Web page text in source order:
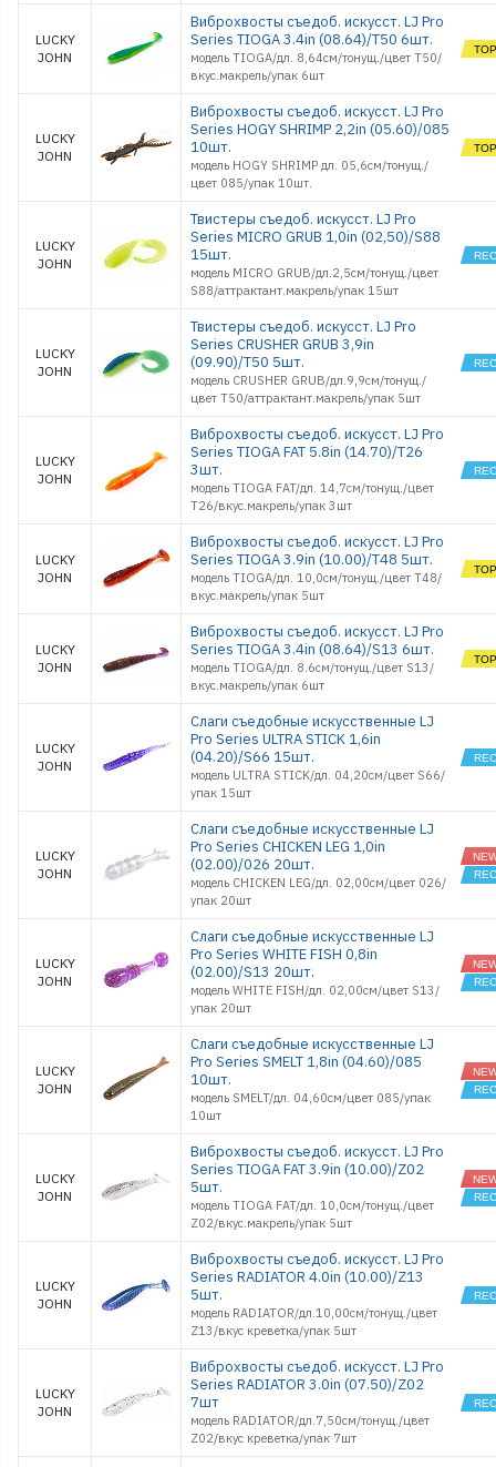
LUCKY
JOHN
Виброхвосты съедоб. искусст. LJ Pro
Series TIOGA 3.4in (08.64)/T50 6шт.
модель TIOGA/дл. 8,64см/тонущ./цвет T50/
вкус.макрель/упак 6шт
LUCKY
JOHN
Виброхвосты съедоб. искусст. LJ Pro
Series HOGY SHRIMP 2,2in (05.60)/085
10шт.
модель HOGY SHRIMP дл. 05,6см/тонущ./
цвет 085/упак 10шт.
LUCKY
JOHN
Твистеры съедоб. искусст. LJ Pro
Series MICRO GRUB 1,0in (02,50)/S88
15шт.
модель MICRO GRUB/дл.2,5см/тонущ./цвет
S88/аттрактант.макрель/упак 15шт
LUCKY
JOHN
Твистеры съедоб. искусст. LJ Pro
Series CRUSHER GRUB 3,9in
(09.90)/T50 5шт.
модель CRUSHER GRUB/дл.9,9см/тонущ./
цвет T50/аттрактант.макрель/упак 5шт
LUCKY
JOHN
Виброхвосты съедоб. искусст. LJ Pro
Series TIOGA FAT 5.8in (14.70)/T26
3шт.
модель TIOGA FAT/дл. 14,7см/тонущ./цвет
T26/вкус.макрель/упак 3шт
LUCKY
JOHN
Виброхвосты съедоб. искусст. LJ Pro
Series TIOGA 3.9in (10.00)/T48 5шт.
модель TIOGA/дл. 10,0см/тонущ./цвет T48/
вкус.макрель/упак 5шт
LUCKY
JOHN
Виброхвосты съедоб. искусст. LJ Pro
Series TIOGA 3.4in (08.64)/S13 6шт.
модель TIOGA/дл. 8.6см/тонущ./цвет S13/
вкус.макрель/упак 6шт
LUCKY
JOHN
Слаги съедобные искусственные LJ
Pro Series ULTRA STICK 1,6in
(04.20)/S66 15шт.
модель ULTRA STICK/дл. 04,20см/цвет S66/
упак 15шт
LUCKY
JOHN
Слаги съедобные искусственные LJ
Pro Series CHICKEN LEG 1,0in
(02.00)/026 20шт.
модель CHICKEN LEG/дл. 02,00см/цвет 026/
упак 20шт
LUCKY
JOHN
Слаги съедобные искусственные LJ
Pro Series WHITE FISH 0,8in
(02.00)/S13 20шт.
модель WHITE FISH/дл. 02,00см/цвет S13/
упак 20шт
LUCKY
JOHN
Слаги съедобные искусственные LJ
Pro Series SMELT 1,8in (04.60)/085
10шт.
модель SMELT/дл. 04,60см/цвет 085/упак
10шт
LUCKY
JOHN
Виброхвосты съедоб. искусст. LJ Pro
Series TIOGA FAT 3.9in (10.00)/Z02
5шт.
модель TIOGA FAT/дл. 10,0см/тонущ./цвет
Z02/вкус.макрель/упак 5шт
LUCKY
JOHN
Виброхвосты съедоб. искусст. LJ Pro
Series RADIATOR 4.0in (10.00)/Z13
5шт.
модель RADIATOR/дл.10,00см/тонущ./цвет
Z13/вкус креветка/упак 5шт
LUCKY
JOHN
Виброхвосты съедоб. искусст. LJ Pro
Series RADIATOR 3.0in (07.50)/Z02
7шт
модель RADIATOR/дл.7,50см/тонущ./цвет
Z02/вкус креветка/упак 7шт